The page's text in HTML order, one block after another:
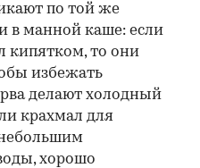
по той же
в манной каше: если
кипятком, то они
избежать
делают холодный
крахмал для
хорошо